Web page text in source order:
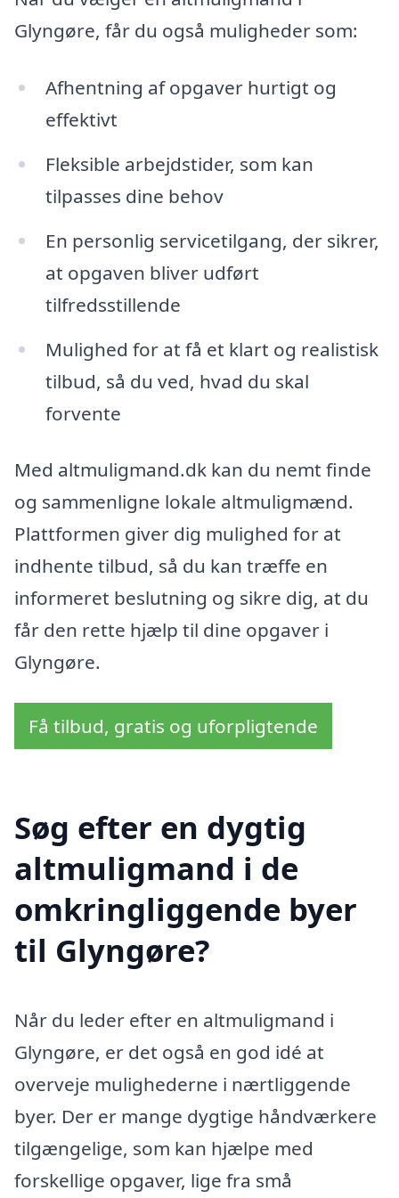
Glyngøre, får du også muligheder som:
Afhentning af opgaver hurtigt og
effektivt
Fleksible arbejdstider, som kan
tilpasses dine behov
En personlig servicetilgang, der sikrer,
at opgaven bliver udført
tilfredsstillende
Mulighed for at få et klart og realistisk
tilbud, så du ved, hvad du skal
forvente
Med altmuligmand.dk kan du nemt finde
og sammenligne lokale altmuligmænd.
Plattformen giver dig mulighed for at
indhente tilbud, så du kan træffe en
informeret beslutning og sikre dig, at du
får den rette hjælp til dine opgaver i
Glyngøre.
Få tilbud, gratis og uforpligtende
Søg efter en dygtig
altmuligmand i de
omkringliggende byer
til Glyngøre?
Når du leder efter en altmuligmand i
Glyngøre, er det også en god idé at
overveje mulighederne i nærtliggende
byer. Der er mange dygtige håndværkere
tilgængelige, som kan hjælpe med
forskellige opgaver, lige fra små